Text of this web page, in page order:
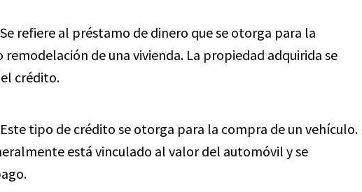
Se refiere al préstamo de dinero que se otorga para la
de una vivienda. La propiedad adquirida se
crédito.
Este tipo de crédito se otorga para la compra de un vehículo.
está vinculado al valor del automóvil y se